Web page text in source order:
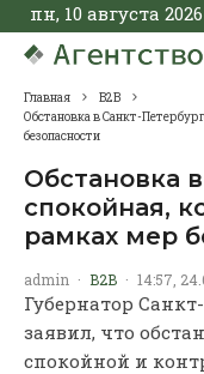
пн, 10 августа 2026
Главная
B2B
Обстановка в Санкт-
безопасности
Обстановка
спокойная,
рамках мер
admin · B2B · 14:57,
Губернатор
заявил, что
спокойной и